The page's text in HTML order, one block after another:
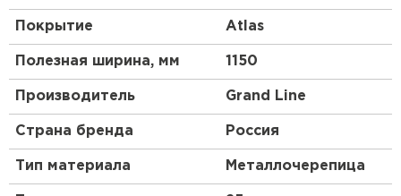
Покрытие Atlas
Полезная ширина, мм 1150
Производитель Grand Line
Страна бренда Россия
Тип материала Металлочерепица